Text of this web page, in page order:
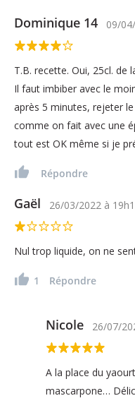
Dominique 14 09/
T.B. recette. Oui, 25cl. de
Il faut imbiber avec le
après 5 minutes, rejeter
comme on fait avec une
tout est OK même si je
Répondre
Gaël 26/03/2022 à
Nul trop liquide, on ne
1 Répondre
Nicole 26/07/
A la place du
mascarpone…